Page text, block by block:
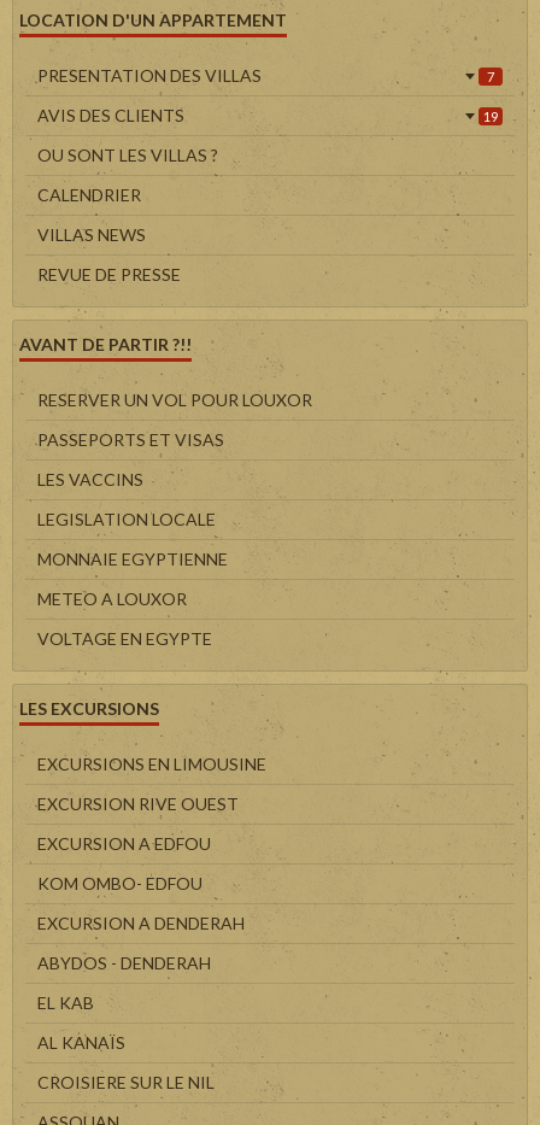
LOCATION D'UN APPARTEMENT
PRESENTATION DES VILLAS 7
AVIS DES CLIENTS 19
OU SONT LES VILLAS ?
CALENDRIER
VILLAS NEWS
REVUE DE PRESSE
AVANT DE PARTIR ?!!
RESERVER UN VOL POUR LOUXOR
PASSEPORTS ET VISAS
LES VACCINS
LEGISLATION LOCALE
MONNAIE EGYPTIENNE
METEO A LOUXOR
VOLTAGE EN EGYPTE
LES EXCURSIONS
EXCURSIONS EN LIMOUSINE
EXCURSION RIVE OUEST
EXCURSION A EDFOU
KOM OMBO- EDFOU
EXCURSION A DENDERAH
ABYDOS - DENDERAH
EL KAB
AL KANAÏS
CROISIERE SUR LE NIL